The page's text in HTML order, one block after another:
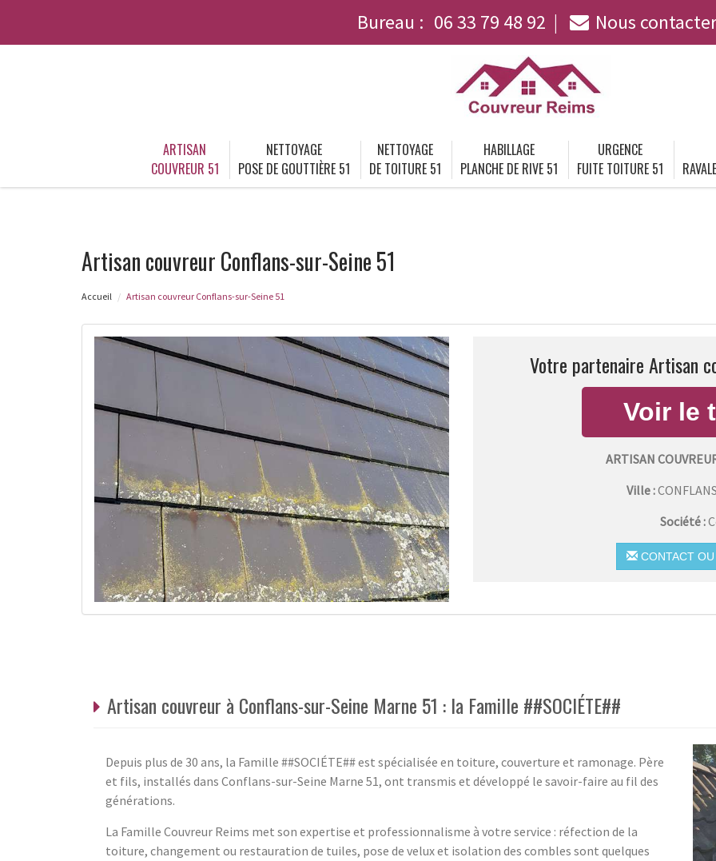
Bureau : 06 33 79 48 92 Nous contacter
ARTISAN
COUVREUR 51
NETTOYAGE
POSE DE GOUTTIÈRE 51
NETTOYAGE
DE TOITURE 51
HABILLAGE
PLANCHE DE RIVE 51
URGENCE
FUITE TOITURE 51
Artisan couvreur Conflans-sur-Seine 51
Accueil Artisan couvreur Conflans-sur-Seine 51
Votre partenaire Artisan
ARTISAN
Ville :
Société :
CONTACT OU
Artisan couvreur à Conflans-sur-Seine Marne 51 : la Famille ##SOCIÉTE##
Depuis plus de 30 ans, la Famille ##SOCIÉTE## est spécialisée en toiture, couverture et ramonage. Père
et fils, installés dans Conflans-sur-Seine Marne 51, ont transmis et développé le savoir-faire au fil des
générations.
La Famille Couvreur Reims met son expertise et professionnalisme à votre service : réfection de la
toiture, changement ou restauration de tuiles, pose de velux et isolation des combles sont quelques